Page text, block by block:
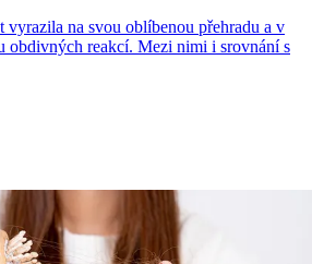
vyrazila na svou oblíbenou přehradu a v
obdivných reakcí. Mezi nimi i srovnání s